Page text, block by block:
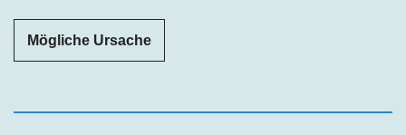
Mögliche Ursache